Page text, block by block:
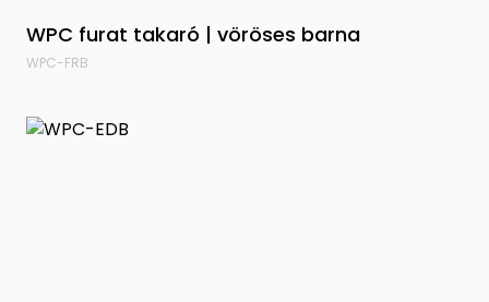
WPC furat takaró | vöröses barna
WPC-FRB